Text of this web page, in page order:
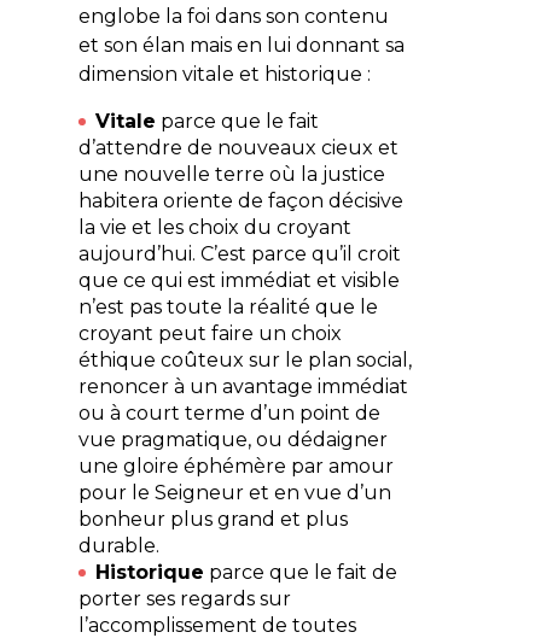
englobe la foi dans son contenu
et son élan mais en lui donnant sa
dimension vitale et historique :
Vitale parce que le fait
d’attendre de nouveaux cieux et
une nouvelle terre où la justice
habitera oriente de façon décisive
la vie et les choix du croyant
aujourd’hui. C’est parce qu’il croit
que ce qui est immédiat et visible
n’est pas toute la réalité que le
croyant peut faire un choix
éthique coûteux sur le plan social,
renoncer à un avantage immédiat
ou à court terme d’un point de
vue pragmatique, ou dédaigner
une gloire éphémère par amour
pour le Seigneur et en vue d’un
bonheur plus grand et plus
durable.
Historique parce que le fait de
porter ses regards sur
l’accomplissement de toutes